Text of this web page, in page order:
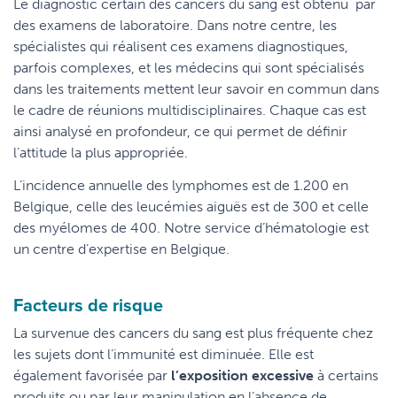
Le diagnostic certain des cancers du sang est obtenu par
des examens de laboratoire. Dans notre centre, les
spécialistes qui réalisent ces examens diagnostiques,
parfois complexes, et les médecins qui sont spécialisés
dans les traitements mettent leur savoir en commun dans
le cadre de réunions multidisciplinaires. Chaque cas est
ainsi analysé en profondeur, ce qui permet de définir
l’attitude la plus appropriée.
L’incidence annuelle des lymphomes est de 1.200 en
Belgique, celle des leucémies aiguës est de 300 et celle
des myélomes de 400. Notre service d’hématologie est
un centre d’expertise en Belgique.
Facteurs de risque
La survenue des cancers du sang est plus fréquente chez
les sujets dont l’immunité est diminuée. Elle est
également favorisée par l’exposition excessive à certains